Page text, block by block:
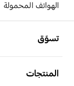
الهواتف المحمولة
تسوّق
المنتجات